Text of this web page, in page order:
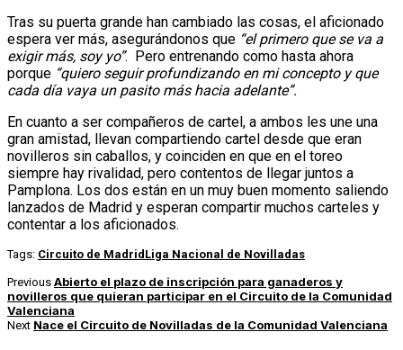
Tras su puerta grande han cambiado las cosas, el aficionado
espera ver más, asegurándonos que “el primero que se va a
exigir más, soy yo”. Pero entrenando como hasta ahora
porque “quiero seguir profundizando en mi concepto y que
cada día vaya un pasito más hacia adelante”.
En cuanto a ser compañeros de cartel, a ambos les une una
gran amistad, llevan compartiendo cartel desde que eran
novilleros sin caballos, y coinciden en que en el toreo
siempre hay rivalidad, pero contentos de llegar juntos a
Pamplona. Los dos están en un muy buen momento saliendo
lanzados de Madrid y esperan compartir muchos carteles y
contentar a los aficionados.
Tags: Circuito de MadridLiga Nacional de Novilladas
Previous Abierto el plazo de inscripción para ganaderos y
novilleros que quieran participar en el Circuito de la Comunidad
Valenciana
Next Nace el Circuito de Novilladas de la Comunidad Valenciana